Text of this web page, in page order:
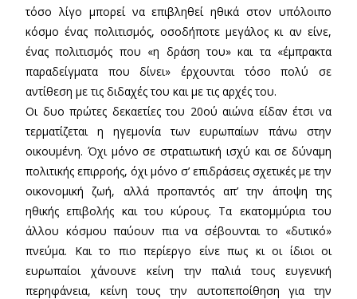
τόσο λίγο μπορεί να επιβληθεί ηθικά στον υπόλοιπο
κόσμο ένας πολιτισμός, οσοδήποτε μεγάλος κι αν είνε,
ένας πολιτισμός που «η δράση του» και τα «έμπρακτα
παραδείγματα που δίνει» έρχουνται τόσο πολύ σε
αντίθεση με τις διδαχές του και με τις αρχές του.
Οι δυο πρώτες δεκαετίες του 20ού αιώνα είδαν έτσι να
τερματίζεται η ηγεμονία των ευρωπαίων πάνω στην
οικουμένη. Όχι μόνο σε στρατιωτική ισχύ και σε δύναμη
πολιτικής επιρροής, όχι μόνο σ’ επιδράσεις σχετικές με την
οικονομική ζωή, αλλά προπαντός απ’ την άποψη της
ηθικής επιβολής και του κύρους. Τα εκατομμύρια του
άλλου κόσμου παύουν πια να σέβουνται το «δυτικό»
πνεύμα. Και το πιο περίεργο είνε πως κι οι ίδιοι οι
ευρωπαίοι χάνουνε κείνη την παλιά τους ευγενική
περηφάνεια, κείνη τους την αυτοπεποίθηση για την